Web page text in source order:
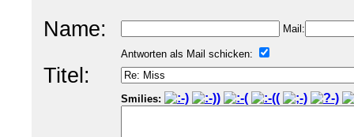
Name: Mail:
Antworten als Mail schicken:
Titel:
Smilies: